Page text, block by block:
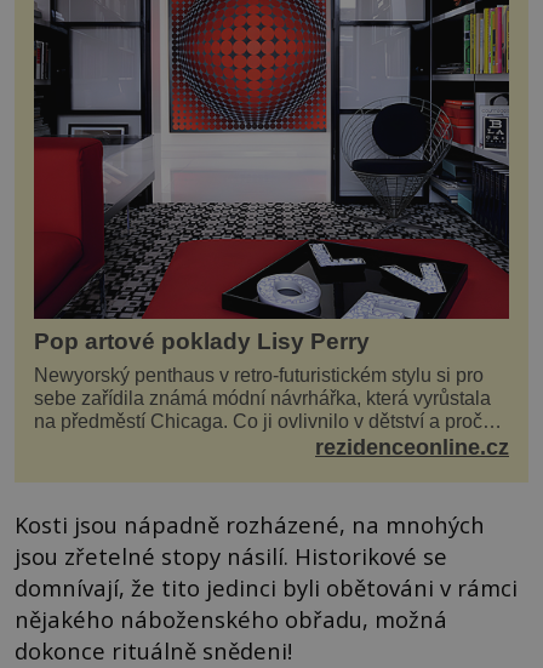
Pop artové poklady Lisy Perry
Newyorský penthaus v retro-futuristickém stylu si pro
sebe zařídila známá módní návrhářka, která vyrůstala
na předměstí Chicaga. Co ji ovlivnilo v dětství a proč
vypadá její domov právě takto? Interié...rezidenceonline.cz
Kosti jsou nápadně rozházené, na mnohých
jsou zřetelné stopy násilí. Historikové se
domnívají, že tito jedinci byli obětováni v rámci
nějakého náboženského obřadu, možná
dokonce rituálně snědeni!